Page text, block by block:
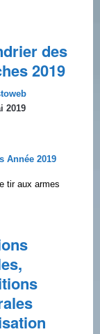
des
2019
2019
Année 2019
tir aux armes